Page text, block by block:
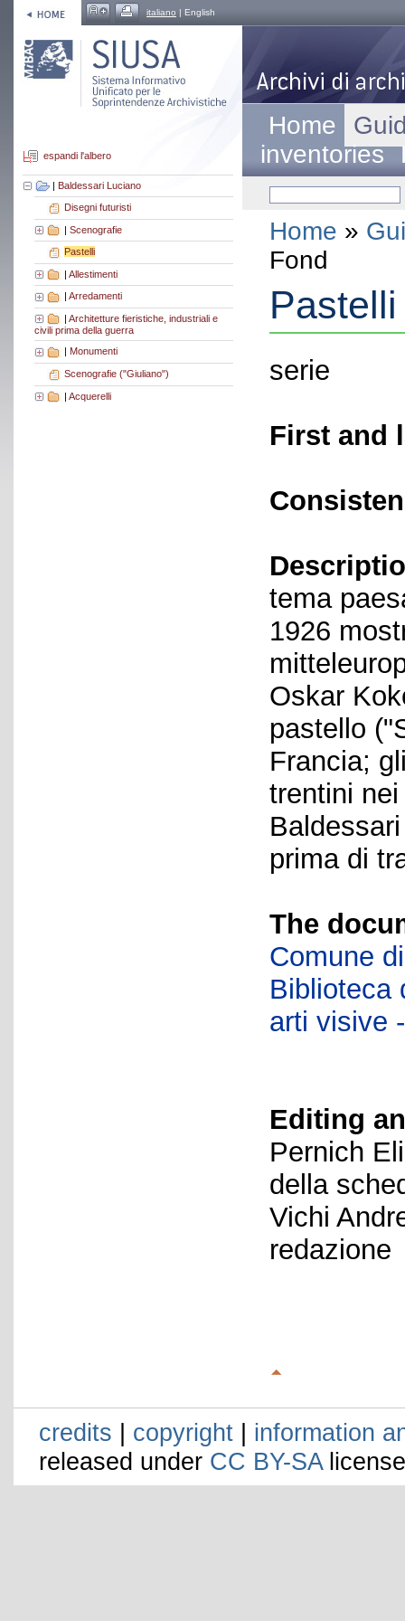
italiano | English
espandi l'albero
| Baldessari Luciano
Disegni futuristi
| Scenografie
Pastelli
| Allestimenti
Arredamenti
| Architetture fieristiche, industriali e
civili prima della guerra
Monumenti
Scenografie ("Giuliano")
| Acquerelli
Home
inventories
Home »
Fond
Pastelli
serie
First and
tema
1926
Oskar
pastello
Francia;
trentini
prima di
The
Comune
Biblioteca
arti visive
Editing
Pernich
della
Vichi
redazione
credits | copyright | information
released under CC BY-SA